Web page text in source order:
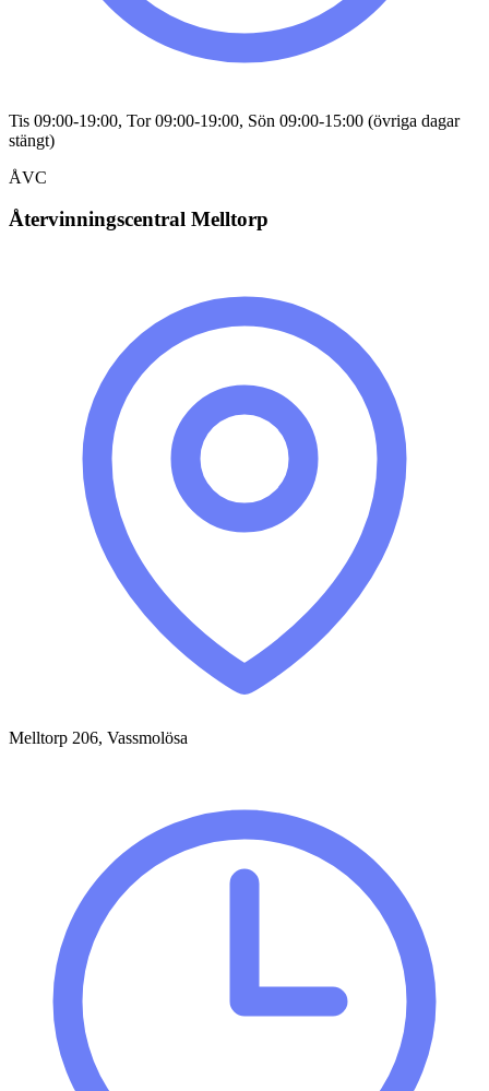
Tis 09:00-19:00, Tor 09:00-19:00, Sön 09:00-15:00 (övriga dagar
stängt)
ÅVC
Återvinningscentral Melltorp
Melltorp 206, Vassmolösa